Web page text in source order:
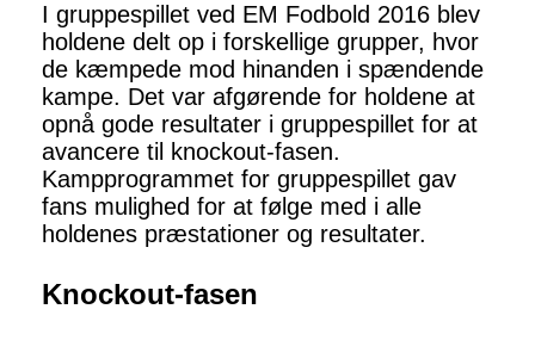
I gruppespillet ved EM Fodbold 2016 blev
holdene delt op i forskellige grupper, hvor
de kæmpede mod hinanden i spændende
kampe. Det var afgørende for holdene at
opnå gode resultater i gruppespillet for at
avancere til knockout-fasen.
Kampprogrammet for gruppespillet gav
fans mulighed for at følge med i alle
holdenes præstationer og resultater.
Knockout-fasen